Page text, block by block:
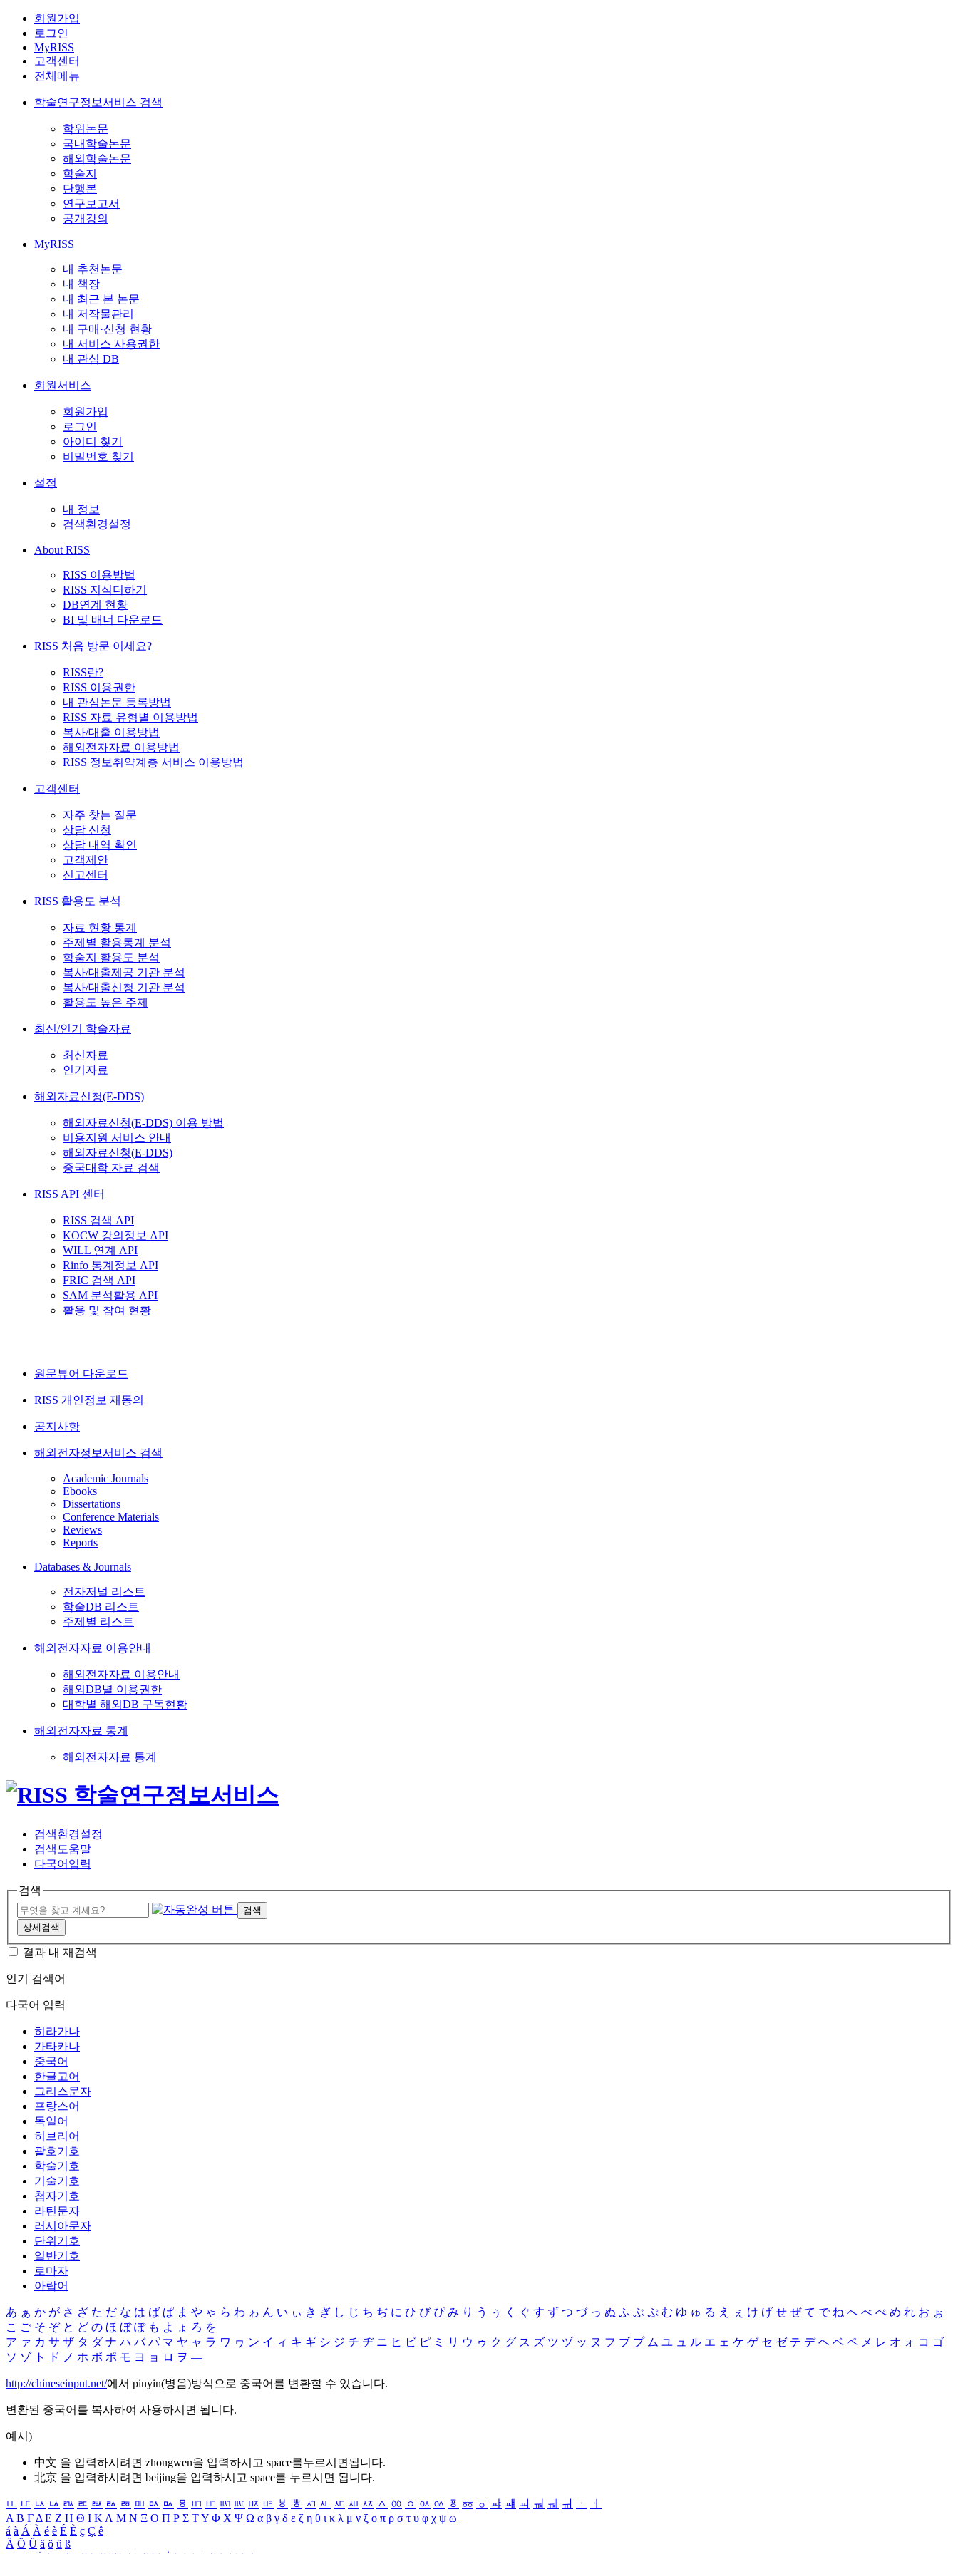
회원가입
로그인
MyRISS
고객센터
전체메뉴
학술연구정보서비스 검색
학위논문
국내학술논문
해외학술논문
학술지
단행본
연구보고서
공개강의
MyRISS
내 추천논문
내 책장
내 최근 본 논문
내 저작물관리
내 구매·신청 현황
내 서비스 사용권한
내 관심 DB
회원서비스
회원가입
로그인
아이디 찾기
비밀번호 찾기
설정
내 정보
검색환경설정
About RISS
RISS 이용방법
RISS 지식더하기
DB연계 현황
BI 및 배너 다운로드
RISS 처음 방문 이세요?
RISS란?
RISS 이용권한
내 관심논문 등록방법
RISS 자료 유형별 이용방법
복사/대출 이용방법
해외전자자료 이용방법
RISS 정보취약계층 서비스 이용방법
고객센터
자주 찾는 질문
상담 신청
상담 내역 확인
고객제안
신고센터
RISS 활용도 분석
자료 현황 통계
주제별 활용통계 분석
학술지 활용도 분석
복사/대출제공 기관 분석
복사/대출신청 기관 분석
활용도 높은 주제
최신/인기 학술자료
최신자료
인기자료
해외자료신청(E-DDS)
해외자료신청(E-DDS) 이용 방법
비용지원 서비스 안내
해외자료신청(E-DDS)
중국대학 자료 검색
RISS API 센터
RISS 검색 API
KOCW 강의정보 API
WILL 연계 API
Rinfo 통계정보 API
FRIC 검색 API
SAM 분석활용 API
활용 및 참여 현황
원문뷰어 다운로드
RISS 개인정보 재동의
공지사항
해외전자정보서비스 검색
Academic Journals
Ebooks
Dissertations
Conference Materials
Reviews
Reports
Databases & Journals
전자저널 리스트
학술DB 리스트
주제별 리스트
해외전자자료 이용안내
해외전자자료 이용안내
해외DB별 이용권한
대학별 해외DB 구독현황
해외전자자료 통계
해외전자자료 통계
검색환경설정
검색도움말
다국어입력
검색
검색
상세검색
결과 내 재검색
인기 검색어
다국어 입력
히라가나
가타카나
중국어
한글고어
그리스문자
프랑스어
독일어
히브리어
괄호기호
학술기호
기술기호
첨자기호
라틴문자
러시아문자
단위기호
일반기호
로마자
아랍어
あ ぁ か が さ ざ た だ な は ば ぱ ま や ゃ ら わ ゎ ん い ぃ き ぎ し じ ち ぢ に ひ び ぴ み り う ぅ く ぐ す ず つ づ っ ぬ ふ ぶ ぷ む ゆ ゅ る え ぇ け げ せ ぜ て で ね へ べ ぺ め れ お ぉ
こ ご そ ぞ と ど の ほ ぼ ぽ も よ ょ ろ を
ア ァ カ サ ザ タ ダ ナ ハ バ パ マ ヤ ャ ラ ワ ヮ ン イ ィ キ ギ シ ジ チ ヂ ニ ヒ ビ ピ ミ リ ウ ゥ ク グ ス ズ ツ ヅ ッ ヌ フ ブ プ ム ユ ュ ル エ ェ ケ ゲ セ ゼ テ デ ヘ ベ ペ メ レ オ ォ コ ゴ
ソ ゾ ト ド ノ ホ ボ ポ モ ヨ ョ ロ ヲ ―
http://chineseinput.net/에서 pinyin(병음)방식으로 중국어를 변환할 수 있습니다.
변환된 중국어를 복사하여 사용하시면 됩니다.
예시)
中文 을 입력하시려면 zhongwen을 입력하시고 space를누르시면됩니다.
北京 을 입력하시려면 beijing을 입력하시고 space를 누르시면 됩니다.
ㅥ ㅦ ㅧ ㅨ ㅩ ㅪ ㅫ ㅬ ㅭ ㅮ ㅯ ㅰ ㅱ ㅲ ㅳ ㅴ ㅵ ㅶ ㅷ ㅸ ㅹ ㅺ ㅻ ㅼ ㅽ ㅾ ㅿ ㆀ ㆁ ㆂ ㆃ ㆄ ㆅ ㆆ ㆇ ㆈ ㆉ ㆊ ㆋ ㆌ ㆍ
ㆎ
Α Β ΓΔ Ε Ζ Η Θ Ι ΚΛ Μ Ν Ξ Ο Π Ρ Σ ΤΥ Φ Χ Ψ Ω α β γ δ ε ζ η θ ι κ λ μ ν ξ ο π ρ σ τ υ φ χ ψ ω
á à Á À é è É È ç Ç ê
Ä Ö Ü ä ö ü ß